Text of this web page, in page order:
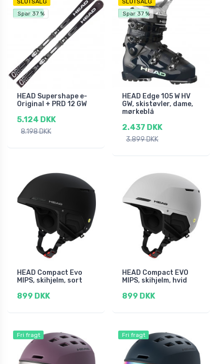
SLUTSALG
Fri fragt
Spar 37 %
HEAD Supershape e-
Original + PRD 12 GW
5.124 DKK
8.198 DKK
SLUTSALG
Fri fragt
Spar 37 %
HEAD Edge 105 W HV
GW, skistøvler, dame,
mørkeblå
2.437 DKK
3.899 DKK
HEAD Compact Evo
MIPS, skihjelm, sort
899 DKK
HEAD Compact EVO
MIPS, skihjelm, hvid
899 DKK
Fri fragt Fri fragt